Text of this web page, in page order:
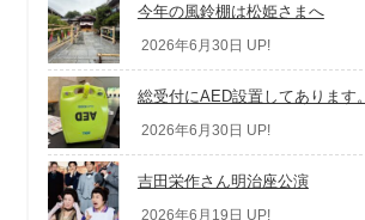
今年の風鈴棚は松姫さまへ
2026年6月30日 UP!
総受付にAED設置してあります。
2026年6月30日 UP!
吉田栄作さん明治座公演
2026年6月19日 UP!